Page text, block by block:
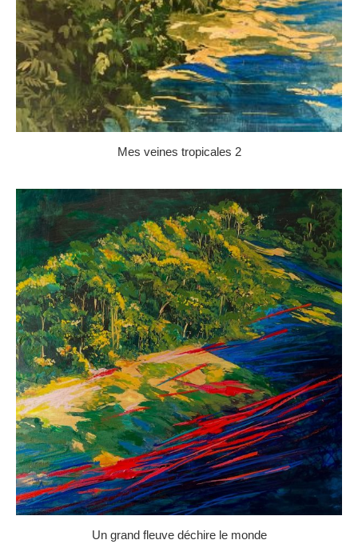
Mes veines tropicales 2
Un grand fleuve déchire le monde